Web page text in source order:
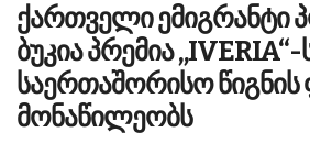
ქართველი ემიგრანტი
ბუკია პრემია „IVERIA“-
საერთაშორისო
მონაწილეობს